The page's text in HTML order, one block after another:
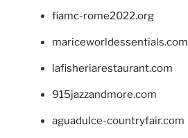
fiamc-rome2022.org
mariceworldessentials.com
lafisheriarestaurant.com
915jazzandmore.com
aguadulce-countryfair.com